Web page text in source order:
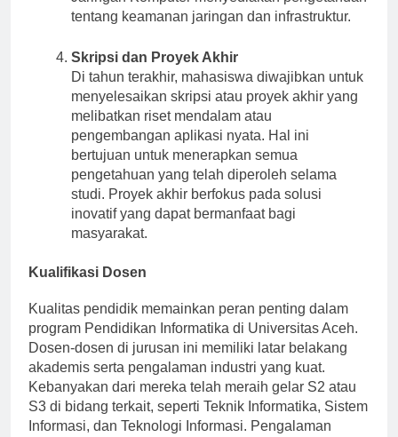
tentang keamanan jaringan dan infrastruktur.
Skripsi dan Proyek Akhir
Di tahun terakhir, mahasiswa diwajibkan untuk
menyelesaikan skripsi atau proyek akhir yang
melibatkan riset mendalam atau
pengembangan aplikasi nyata. Hal ini
bertujuan untuk menerapkan semua
pengetahuan yang telah diperoleh selama
studi. Proyek akhir berfokus pada solusi
inovatif yang dapat bermanfaat bagi
masyarakat.
Kualifikasi Dosen
Kualitas pendidik memainkan peran penting dalam
program Pendidikan Informatika di Universitas Aceh.
Dosen-dosen di jurusan ini memiliki latar belakang
akademis serta pengalaman industri yang kuat.
Kebanyakan dari mereka telah meraih gelar S2 atau
S3 di bidang terkait, seperti Teknik Informatika, Sistem
Informasi, dan Teknologi Informasi. Pengalaman